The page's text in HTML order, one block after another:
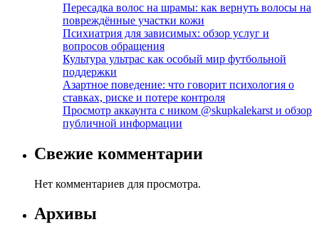
Пересадка волос на шрамы: как вернуть волосы на
повреждённые участки кожи
Психиатрия для зависимых: обзор услуг и
вопросов обращения
Культура ультрас как особый мир футбольной
поддержки
Азартное поведение: что говорит психология о
ставках, риске и потере контроля
Просмотр аккаунта с ником @skupkalekarst и обзор
публичной информации
Свежие комментарии
Нет комментариев для просмотра.
Архивы